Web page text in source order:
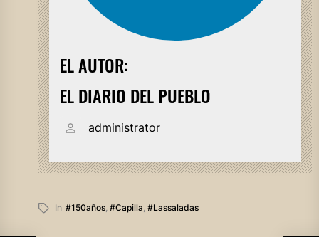
EL AUTOR:
EL DIARIO DEL PUEBLO
administrator
In #150años, #capilla #lassaladas